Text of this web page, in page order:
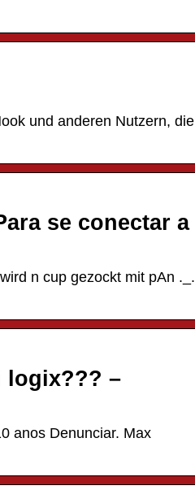
und anderen Nutzern, die
se conectar a
n cup gezockt mit pAn ._.
logix??? –
anos Denunciar. Max